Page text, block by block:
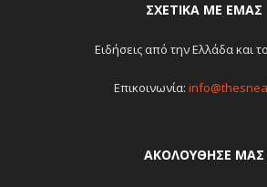
ΣΧΕΤΙΚΆ ΜΕ ΕΜΆΣ
Ειδήσεις από την Ελλάδα και
Επικοινωνία:
ΑΚΟΛΟΥΘΗΣΕ ΜΑΣ